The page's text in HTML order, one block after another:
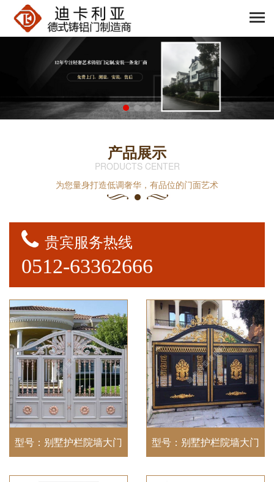
产品展示
PRODUCTS CENTER
为您量身打造低调奢华，有品位的门面艺术
贵宾服务热线
0512-63362666
型号：别墅护栏院墙大门 型号：别墅护栏院墙大门